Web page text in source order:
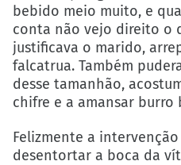
bebido meio muito, e
conta não vejo direito o
justificava o marido,
falcatrua. Também
desse tamanhão,
chifre e a amansar burro
Felizmente a
desentortar a boca da